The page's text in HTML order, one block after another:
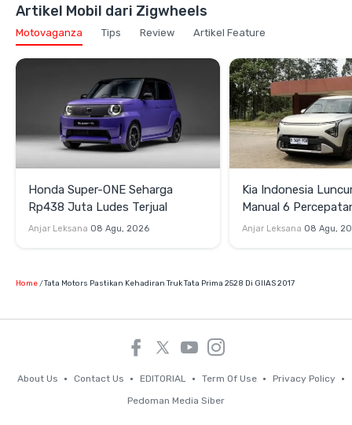
Artikel Mobil dari Zigwheels
Motovaganza Tips Review Artikel Feature
Honda Super-ONE Seharga
Rp438 Juta Ludes Terjual
Anjar Leksana 08 Agu, 2026
Kia Indonesia
Manual 6
Rp269 Juta
Anjar Leksana 08 Agu,
Home Tata Motors Pastikan Kehadiran Truk Tata Prima 2528 Di GIIAS 2017
About Us Contact Us EDITORIAL Term Of Use
Privacy Policy
Pedoman Media Siber